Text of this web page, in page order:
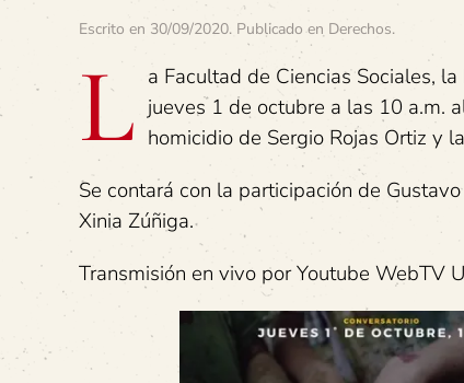
Escrito en 30/09/2020. Publicado en Derechos.
L a Facultad de Ciencias Sociales,
jueves 1 de octubre a las 10 a.m.
homicidio de Sergio Rojas Ortiz y
Se contará con la participación de
Xinia Zúñiga.
Transmisión en vivo por Youtube WebTV